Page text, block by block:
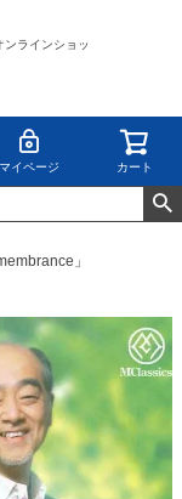
ンラインショッ
マイページ カート
」